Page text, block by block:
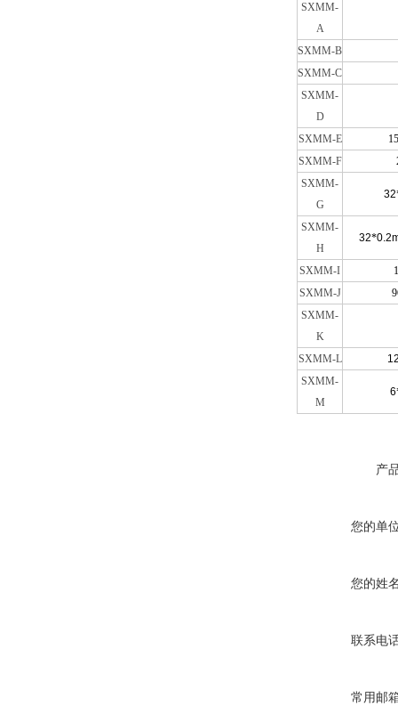
SXMM-
A
SXMM-B
SXMM-C
SXMM-
D
SXMM-E
SXMM-F
SXMM-
G
32
SXMM-
H
32*
SXMM-I
SXMM-J
SXMM-
K
SXMM-L
SXMM-
M
6
产
您的单
您的姓
联系电
常用邮